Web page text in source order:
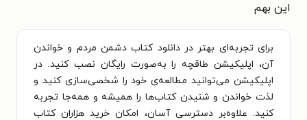
این بهم
برای تجربه‌ای بهتر در دانلود کتاب دشمن مردم و خواندن
آن، اپلیکیشن طاقچه را به‌صورت رایگان نصب کنید. در
اپلیکیشن می‌توانید مطالعه‌ی خود را شخصی‌سازی کنید و
لذت خواندن و شنیدن کتاب‌ها را همیشه و همه‌جا تجربه
کنید. علاوه‌بر دسترسی آسان، امکان خرید هزاران کتاب